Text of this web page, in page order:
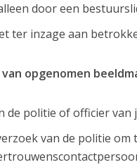
door een
ter inzage aan
opgenomen
de politie of officier
van de politie